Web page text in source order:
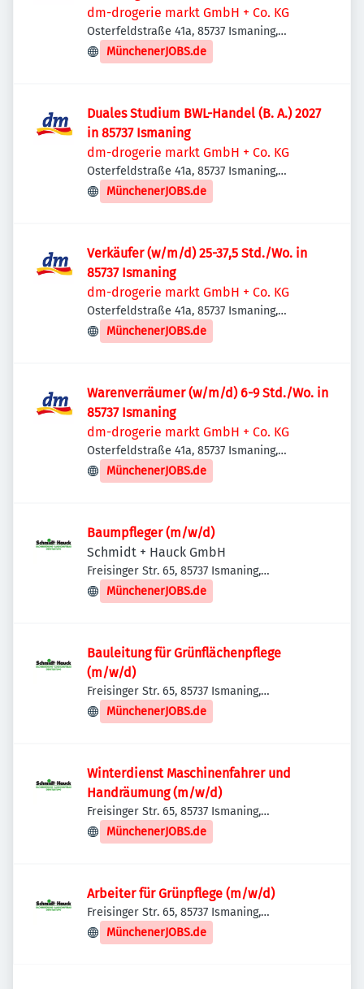
dm-drogerie markt GmbH + Co. KG
Osterfeldstraße 41a, 85737 Ismaning,
Deutschland
MünchenerJOBS.de
Duales Studium BWL-Handel (B. A.) 2027
in 85737 Ismaning
dm-drogerie markt GmbH + Co. KG
Osterfeldstraße 41a, 85737 Ismaning,
Deutschland
MünchenerJOBS.de
Verkäufer (w/m/d) 25-37,5 Std./Wo. in
85737 Ismaning
dm-drogerie markt GmbH + Co. KG
Osterfeldstraße 41a, 85737 Ismaning,
Deutschland
MünchenerJOBS.de
Warenverräumer (w/m/d) 6-9 Std./Wo. in
85737 Ismaning
dm-drogerie markt GmbH + Co. KG
Osterfeldstraße 41a, 85737 Ismaning,
Deutschland
MünchenerJOBS.de
Baumpfleger (m/w/d)
Schmidt + Hauck GmbH
Freisinger Str. 65, 85737 Ismaning,
Deutschland
MünchenerJOBS.de
Bauleitung für Grünflächenpflege
(m/w/d)
Freisinger Str. 65, 85737 Ismaning,
Deutschland
MünchenerJOBS.de
Winterdienst Maschinenfahrer und
Handräumung (m/w/d)
Freisinger Str. 65, 85737 Ismaning,
Deutschland
MünchenerJOBS.de
Arbeiter für Grünpflege (m/w/d)
Freisinger Str. 65, 85737 Ismaning,
Deutschland
MünchenerJOBS.de